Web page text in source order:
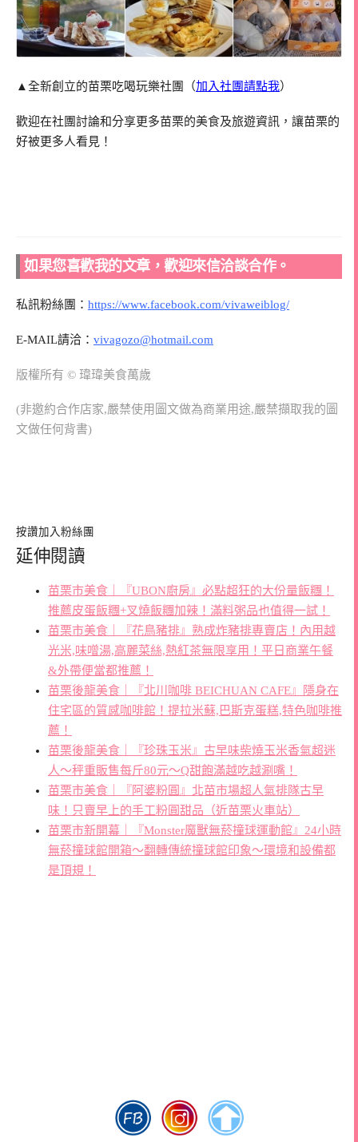
▲全新創立的苗栗吃喝玩樂社團（加入社團請點我）
歡迎在社團討論和分享更多苗栗的美食及旅遊資訊，讓苗栗的
好被更多人看見！
如果您喜歡我的文章，歡迎來信洽談合作。
私訊粉絲團： https://www.facebook.com/vivaweiblog/
E-MAIL請洽： vivagozo@hotmail.com
版權所有 © 瑋瑋美食萬歲
(非邀約合作店家,嚴禁使用圖文做為商業用途,嚴禁擷取我的圖
文做任何背書)
按讚加入粉絲團
延伸閱讀
苗栗市美食｜『UBON廚房』必點超狂的大份量飯糰！
推薦皮蛋飯糰+叉燒飯糰加辣！滿料粥品也值得一試！
苗栗市美食｜『花鳥豬排』熟成炸豬排專賣店！內用越
光米,味噌湯,高麗菜絲,熱紅茶無限享用！平日商業午餐
&外帶便當都推薦！
苗栗後龍美食｜『北川咖啡 BEICHUAN CAFE』隱身在
住宅區的質感咖啡館！提拉米蘇,巴斯克蛋糕,特色咖啡推
薦！
苗栗後龍美食｜『珍珠玉米』古早味柴燒玉米香氣超迷
人～秤重販售每斤80元～Q甜飽滿越吃越涮嘴！
苗栗市美食｜『阿婆粉圓』北苗市場超人氣排隊古早
味！只賣早上的手工粉圓甜品（近苗栗火車站）
苗栗市新開幕｜『Monster魔獸無菸撞球運動館』24小時
無菸撞球館開箱～翻轉傳統撞球館印象～環境和設備都
是頂規！